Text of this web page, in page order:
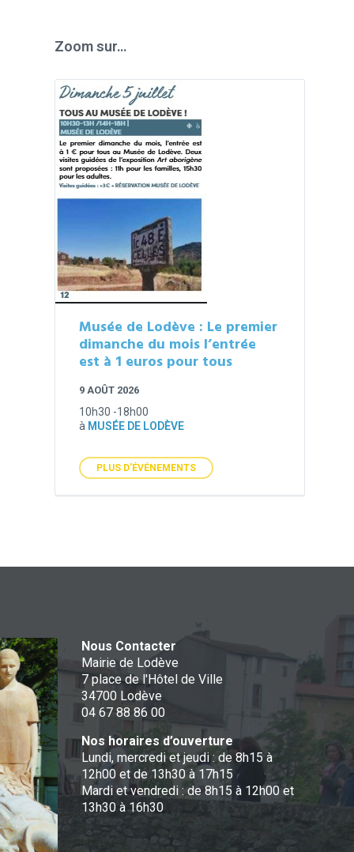
Zoom sur…
Musée de Lodève : Le premier
dimanche du mois l’entrée
est à 1 euros pour tous
9 AOÛT 2026
10h30 -18h00
à MUSÉE DE LODÈVE
PLUS D'ÉVÉNEMENTS
Nous Contacter
Mairie de Lodève
7 place de l'Hôtel de Ville
34700 Lodève
04 67 88 86 00
Nos horaires d’ouverture
Lundi, mercredi et jeudi : de 8h15 à
12h00 et de 13h30 à 17h15
Mardi et vendredi : de 8h15 à 12h00 et
13h30 à 16h30